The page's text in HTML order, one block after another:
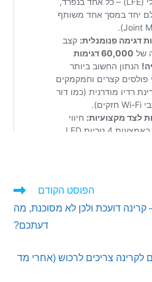
הפוסט הקודם
ולכן לא מסוכנת, מה
דעתכם?
צריכים לרכוש (אחרי מד